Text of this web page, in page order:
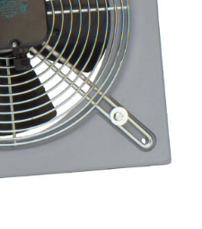
and electrical
need